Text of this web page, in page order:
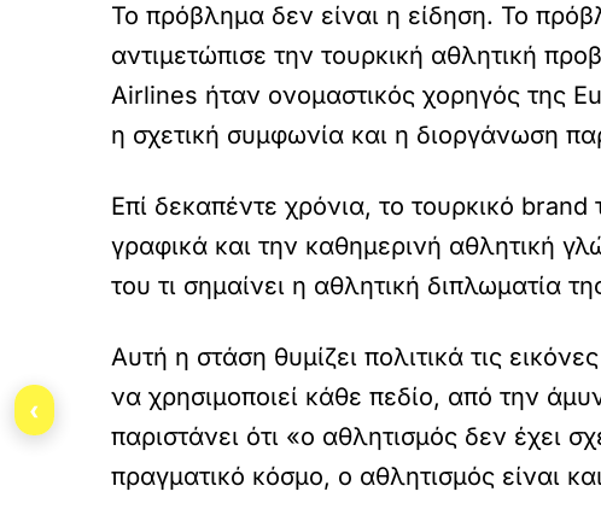
Το πρόβλημα δεν είναι η είδηση. Το
αντιμετώπισε την τουρκική αθλητική
Airlines ήταν ονομαστικός χορηγός της
η σχετική συμφωνία και η διοργάνωση
Επί δεκαπέντε χρόνια, το τουρκικό
γραφικά και την καθημερινή αθλητική
του τι σημαίνει η αθλητική
Αυτή η στάση θυμίζει πολιτικά τις
να χρησιμοποιεί κάθε πεδίο, από την
παριστάνει ότι «ο αθλητισμός δεν έχει
πραγματικό κόσμο, ο αθλητισμός είναι
‹